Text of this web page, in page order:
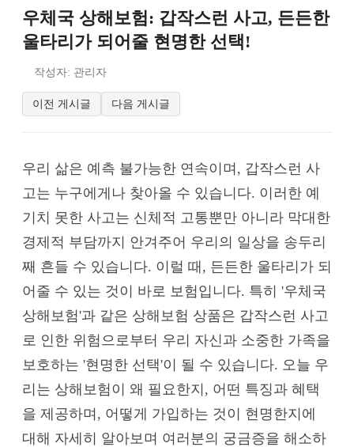
우체국 상해보험: 갑작스런 사고, 든든한
울타리가 되어줄 현명한 선택!
작성자: 관리자
이전 게시글 다음 게시글
우리 삶은 예측 불가능한 연속이며, 갑작스런 사
고는 누구에게나 찾아올 수 있습니다. 이러한 예
기치 못한 사고는 신체적 고통뿐만 아니라 막대한
경제적 부담까지 안겨주어 우리의 일상을 송두리
째 흔들 수 있습니다. 이럴 때, 든든한 울타리가 되
어줄 수 있는 것이 바로 보험입니다. 특히 '우체국
상해보험'과 같은 상해보험 상품은 갑작스런 사고
로 인한 위험으로부터 우리 자신과 소중한 가족을
보호하는 '현명한 선택'이 될 수 있습니다. 오늘 우
리는 상해보험이 왜 필요한지, 어떤 특징과 혜택
을 제공하며, 어떻게 가입하는 것이 현명한지에
대해 자세히 알아보며 여러분의 궁금증을 해소하